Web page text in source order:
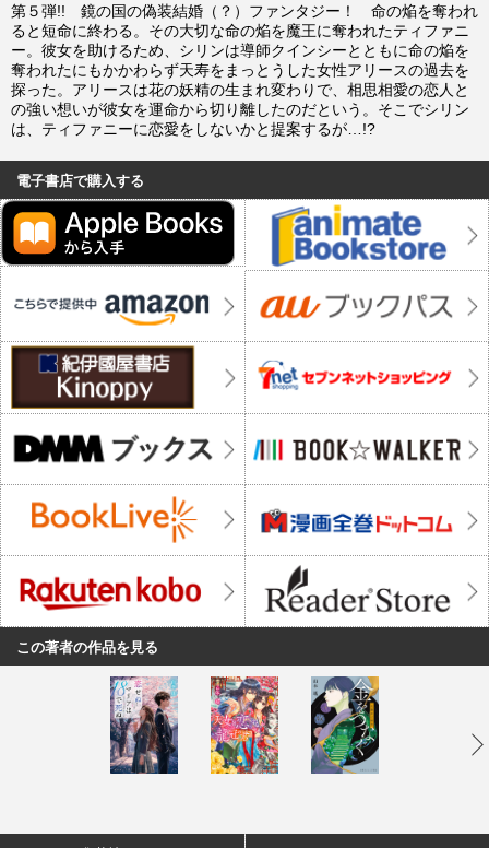
第５弾!! 鏡の国の偽装結婚（？）ファンタジー！ 命の焔を奪われ
ると短命に終わる。その大切な命の焔を魔王に奪われたティファニ
ー。彼女を助けるため、シリンは導師クインシーとともに命の焔を
奪われたにもかかわらず天寿をまっとうした女性アリースの過去を
探った。アリースは花の妖精の生まれ変わりで、相思相愛の恋人と
の強い想いが彼女を運命から切り離したのだという。そこでシリン
は、ティファニーに恋愛をしないかと提案するが…!?
電子書店で購入する
この著者の作品を見る